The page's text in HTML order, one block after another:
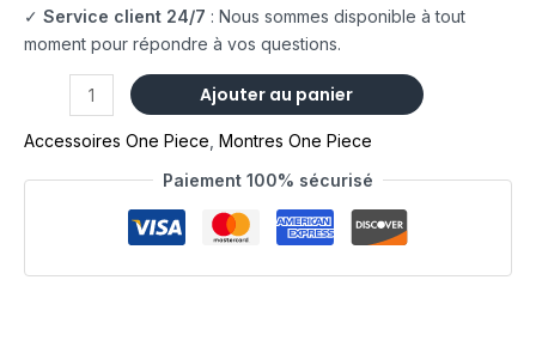
✓ Service client 24/7 : Nous sommes disponible à tout
moment pour répondre à vos questions.
Ajouter au panier
Accessoires One Piece Montres One Piece
Paiement 100% sécurisé